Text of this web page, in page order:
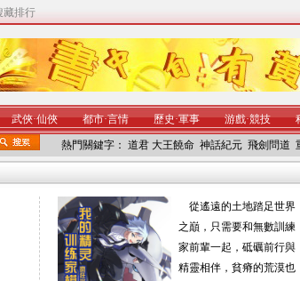
藏排行
武俠·仙俠 都市·言情 歷史·軍事 游戲·競技
熱門關鍵字： 道君 大王饒命 神話紀元 飛劍問道
從遙遠的土地踏足世界
之巔，只需要和無數訓練
家前輩一起，砥礪前行與
精靈相伴，貧瘠的荒漠也